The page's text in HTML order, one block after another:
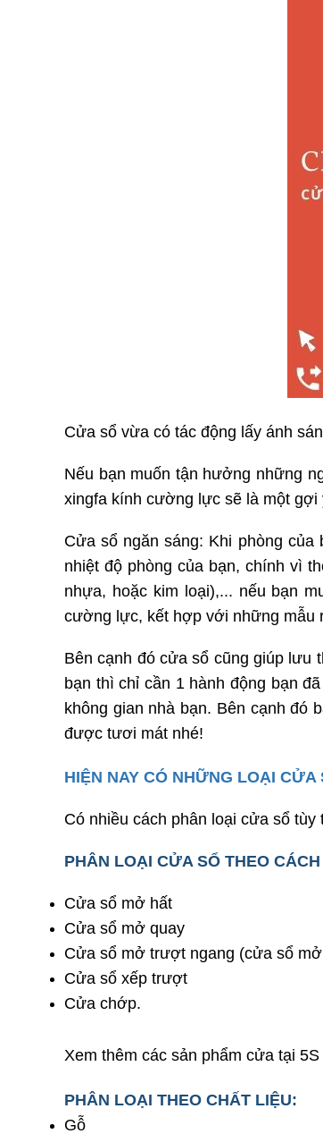
Cửa sổ vừa có tác động lấy ánh
Nếu bạn muốn tận hưởng những
xingfa kính cường lực sẽ là một
Cửa sổ ngăn sáng: Khi phòng
nhiệt độ phòng của bạn, chính vì
nhựa, hoặc kim loại),... nếu bạn
cường lực, kết hợp với những mẫu
Bên cạnh đó cửa sổ cũng giúp lưu
bạn thì chỉ cần 1 hành động bạn
không gian nhà bạn. Bên cạnh đó
được tươi mát nhé!
HIỆN NAY CÓ NHỮNG LOẠI CỬA
Có nhiều cách phân loại cửa sổ
PHÂN LOẠI CỬA SỔ THEO
Cửa sổ mở hất
Cửa sổ mở quay
Cửa sổ mở trượt ngang (cửa sổ
Cửa sổ xếp trượt
Cửa chớp.
Xem thêm các sản phẩm cửa tại
PHÂN LOẠI THEO CHẤT LIỆU:
Gỗ